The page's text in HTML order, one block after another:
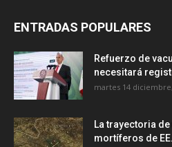
ENTRADAS POPULARES
Refuerzo de
necesitará
martes 14
La trayectoria
mortíferos de